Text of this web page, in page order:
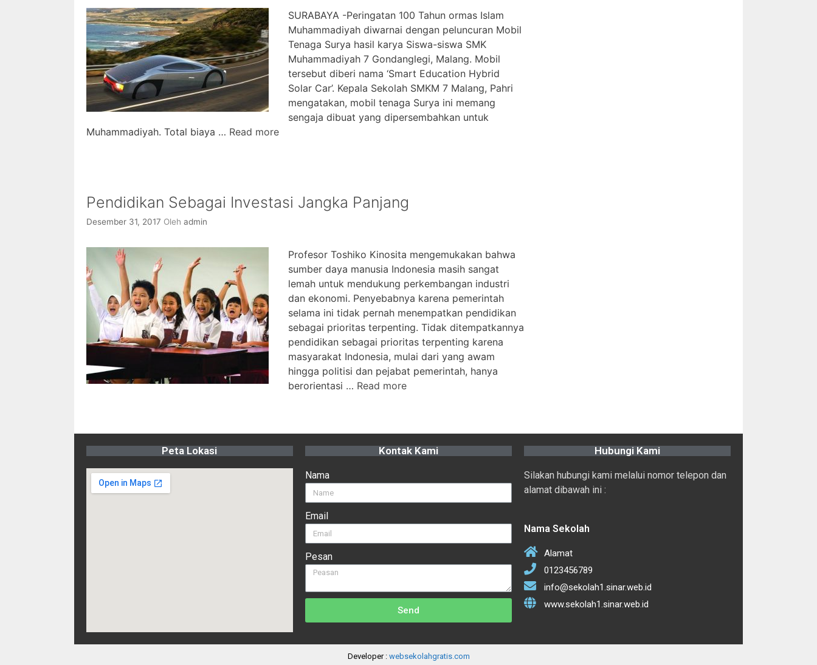
SURABAYA -Peringatan 100 Tahun ormas Islam
Muhammadiyah diwarnai dengan peluncuran Mobil
Tenaga Surya hasil karya Siswa-siswa SMK
Muhammadiyah 7 Gondanglegi, Malang. Mobil
tersebut diberi nama ‘Smart Education Hybrid
Solar Car’. Kepala Sekolah SMKM 7 Malang, Pahri
mengatakan, mobil tenaga Surya ini memang
sengaja dibuat yang dipersembahkan untuk
Muhammadiyah. Total biaya … Read more
Pendidikan Sebagai Investasi Jangka Panjang
Desember 31, 2017 Oleh admin
Profesor Toshiko Kinosita mengemukakan bahwa
sumber daya manusia Indonesia masih sangat
lemah untuk mendukung perkembangan industri
dan ekonomi. Penyebabnya karena pemerintah
selama ini tidak pernah menempatkan pendidikan
sebagai prioritas terpenting. Tidak ditempatkannya
pendidikan sebagai prioritas terpenting karena
masyarakat Indonesia, mulai dari yang awam
hingga politisi dan pejabat pemerintah, hanya
berorientasi … Read more
Peta Lokasi Kontak Kami
Nama
Email
Pesan
Send
Hubungi Kami
Silakan hubungi kami melalui nomor telepon dan
alamat dibawah ini :
Nama Sekolah
Alamat
0123456789
info@sekolah1.sinar.web.id
www.sekolah1.sinar.web.id
Developer : websekolahgratis.com